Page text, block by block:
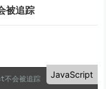
被追踪
JavaScript
不会被追踪